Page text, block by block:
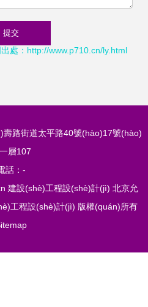
處：http://www.p710.cn/ly.html
路街道太平路40號(hào)17號(hào)
層107
話：-
建設(shè)工程設(shè)計(jì) 北京允
工程設(shè)計(jì) 版權(quán)所有